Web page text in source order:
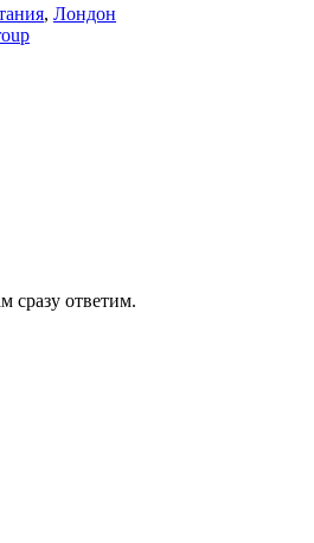
, Лондон
сразу ответим.